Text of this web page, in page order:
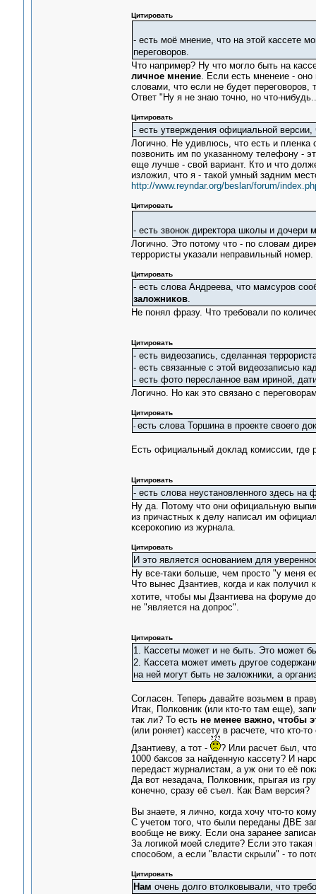
Цитировать
- есть моё мнение, что на этой кассете
переговоров.
Что например? Ну что могло быть на
личное мнение. Если есть мненеие -
словами, что если не будет переговоров,
Ответ "Ну я не знаю точно, но что-
Цитировать
- есть утверждения официальной версии,
Логично. Не удивлюсь, что есть и пленка
позвонить им по указанному телефону -
еще лучше - свой вариант. Кто и что
изложил, что я - такой умный задним
http://www.reyndar.org/beslan/forum/
Цитировать
- есть звонок директора школы и дочери
Логично. Это потому что - по словам
террористы указали неправильный
Цитировать
- есть слова Андреева, что мамсуров
заложников.
Не понял фразу. Что требовали по
Цитировать
- есть видеозапись, сделанная
- есть связанные с этой видеозаписью
- есть фото пересланное вам ириной,
Логично. Но как это связано с
Цитировать
- есть слова Торшина в проекте своего
Есть официальный доклад комиссии,
Цитировать
- есть слова неустановленного здесь
Ну да. Потому что они официальную
из причастных к делу написал им
ксерокопию из журнала.
Цитировать
И это является основанием для
Ну все-таки больше, чем просто "у меня
Что вынес Дзантиев, когда и как
хотите, чтобы мы Дзантиева на форуме
не "является на допрос".
Цитировать
1. Кассеты может и не быть. Это может
2. Кассета может иметь другое
на ней могут быть не заложники, а
Согласен. Теперь давайте возьмем в
Итак, Полковник (или кто-то там еще),
так ли? То есть не менее важно, чтобы
(или роняет) кассету в расчете, что кто-
Дзантиеву, а тот -
? Или расчет был,
1000 баксов за найденную кассету? И
передаст журналистам, а уж они то её
Да вот незадача, Полковник, прыгая из
конечно, сразу её съел. Как Вам версия?
Вы знаете, я лично, когда хочу что-то
С учетом того, что были переданы ДВЕ
вообще не вижу. Если она заранее
За логикой моей следите? Если это
способом, а если "власти скрыли" - то
Цитировать
Нам очень долго втолковывали, что